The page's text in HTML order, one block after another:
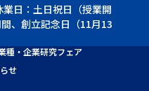
日：土日祝日（授業開
、創立記念日（11月13
種・企業研究フェア
せ